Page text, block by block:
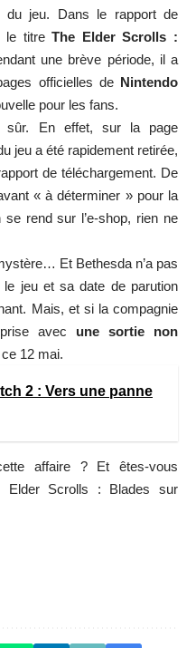
du jeu. Dans le rapport de
le titreThe Elder Scrolls :
une brève période, il a
officielles de Nintendo
pour les fans.
sûr. En effet, sur la page
jeu a été rapidement retirée,
de téléchargement. De
« à déterminer » pour la
rend sur l’e-shop, rien ne
Et Bethesda n’a pas
jeu et sa date de parution
Mais, et si la compagnie
avec une sortie non
12 mai.
2 : Vers une panne
affaire ? Et êtes-vous
Elder Scrolls : Blades sur